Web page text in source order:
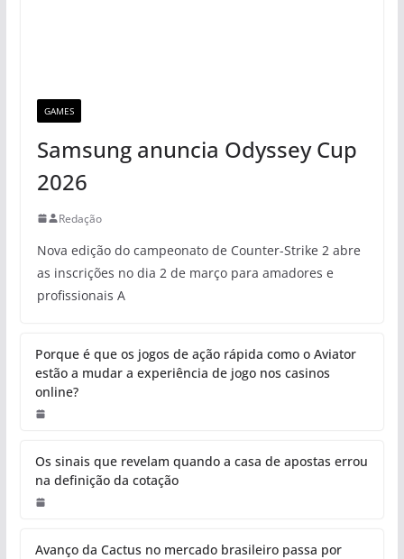
GAMES
Samsung anuncia Odyssey Cup
2026
Redação
Nova edição do campeonato de Counter-Strike 2 abre
as inscrições no dia 2 de março para amadores e
profissionais A
Porque é que os jogos de ação rápida como o Aviator
estão a mudar a experiência de jogo nos casinos
online?
Os sinais que revelam quando a casa de apostas errou
na definição da cotação
Avanço da Cactus no mercado brasileiro passa por